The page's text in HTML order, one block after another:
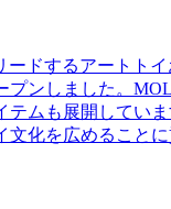
ードするアートト
ンしました。
テムも展開してい
化を広めること